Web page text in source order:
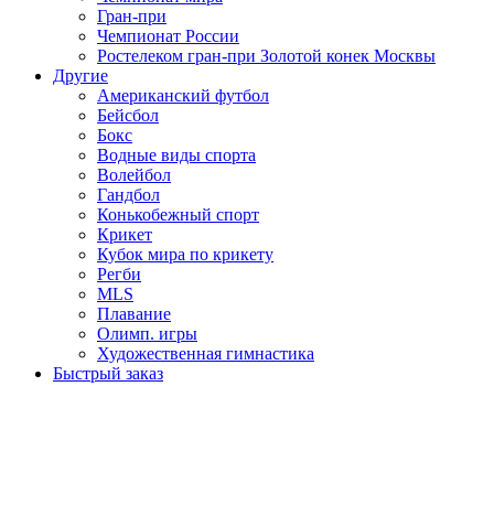
Гран-при
Чемпионат России
Ростелеком гран-при Золотой конек Москвы
Другие
Американский футбол
Бейсбол
Бокс
Водные виды спорта
Волейбол
Гандбол
Конькобежный спорт
Крикет
Кубок мира по крикету
Регби
MLS
Плавание
Олимп. игры
Художественная гимнастика
Быстрый заказ